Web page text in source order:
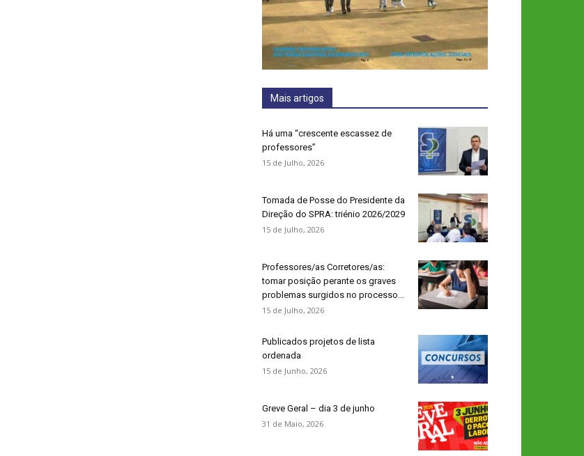
Mais artigos
Há uma “crescente escassez de
professores”
15 de Julho, 2026
Tomada de Posse do Presidente da
Direção do SPRA: triénio 2026/2029
15 de Julho, 2026
Professores/as Corretores/as:
tomar posição perante os graves
problemas surgidos no processo...
15 de Julho, 2026
Publicados projetos de lista
ordenada
15 de Junho, 2026
Greve Geral – dia 3 de junho
31 de Maio, 2026